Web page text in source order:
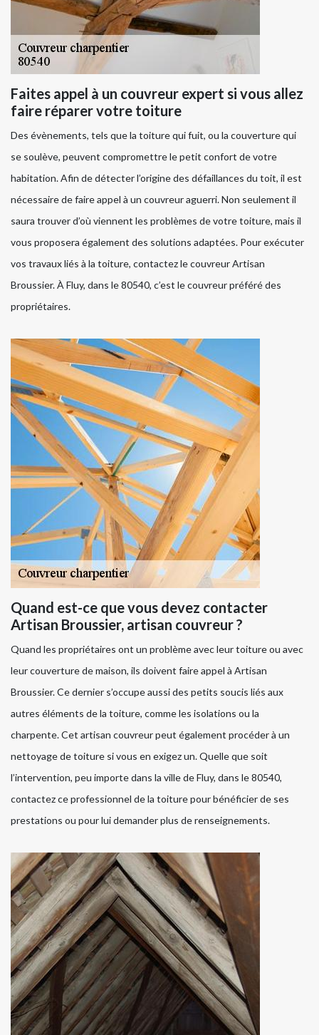
Faites appel à un couvreur expert si vous allez
faire réparer votre toiture
Des évènements, tels que la toiture qui fuit, ou la couverture qui
se soulève, peuvent compromettre le petit confort de votre
habitation. Afin de détecter l’origine des défaillances du toit, il est
nécessaire de faire appel à un couvreur aguerri. Non seulement il
saura trouver d’où viennent les problèmes de votre toiture, mais il
vous proposera également des solutions adaptées. Pour exécuter
vos travaux liés à la toiture, contactez le couvreur Artisan
Broussier. À Fluy, dans le 80540, c’est le couvreur préféré des
propriétaires.
Quand est-ce que vous devez contacter
Artisan Broussier, artisan couvreur ?
Quand les propriétaires ont un problème avec leur toiture ou avec
leur couverture de maison, ils doivent faire appel à Artisan
Broussier. Ce dernier s’occupe aussi des petits soucis liés aux
autres éléments de la toiture, comme les isolations ou la
charpente. Cet artisan couvreur peut également procéder à un
nettoyage de toiture si vous en exigez un. Quelle que soit
l’intervention, peu importe dans la ville de Fluy, dans le 80540,
contactez ce professionnel de la toiture pour bénéficier de ses
prestations ou pour lui demander plus de renseignements.